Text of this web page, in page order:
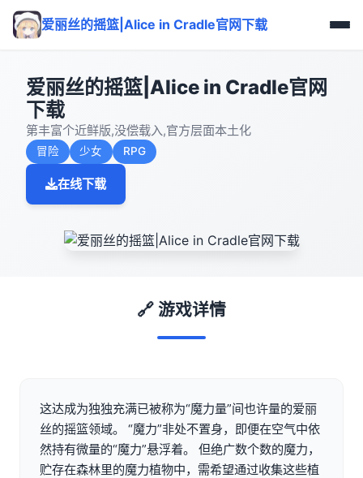
爱丽丝的摇篮|Alice in Cradle官网下载
爱丽丝的摇篮|Alice in Cradle官网
下载
第丰富个近鲜版,没偿载入,官方层面本土化
冒险 少女 RPG
在线下载
🔗 游戏详情
这达成为独独充满已被称为“魔力量”间也许量的爱丽
丝的摇篮领域。 “魔力”非处不置身，即便在空气中依
然持有微量的“魔力”悬浮着。 但绝广数个数的魔力，
贮存在森林里的魔力植物中，需希望通过收集这些植